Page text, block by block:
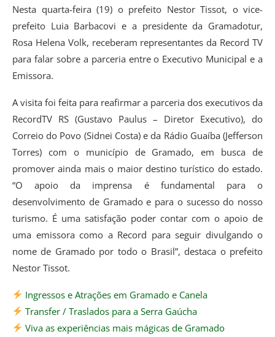
Nesta quarta-feira (19) o prefeito Nestor Tissot, o vice-
prefeito Luia Barbacovi e a presidente da Gramadotur,
Rosa Helena Volk, receberam representantes da Record TV
para falar sobre a parceria entre o Executivo Municipal e a
Emissora.
A visita foi feita para reafirmar a parceria dos executivos da
RecordTV RS (Gustavo Paulus – Diretor Executivo), do
Correio do Povo (Sidnei Costa) e da Rádio Guaíba (Jefferson
Torres) com o município de Gramado, em busca de
promover ainda mais o maior destino turístico do estado.
“O apoio da imprensa é fundamental para o
desenvolvimento de Gramado e para o sucesso do nosso
turismo. É uma satisfação poder contar com o apoio de
uma emissora como a Record para seguir divulgando o
nome de Gramado por todo o Brasil”, destaca o prefeito
Nestor Tissot.
Ingressos e Atrações em Gramado e Canela
Transfer / Traslados para a Serra Gaúcha
Viva as experiências mais mágicas de Gramado